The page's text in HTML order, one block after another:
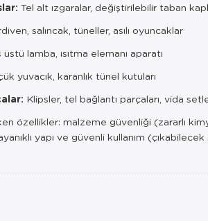
Tel alt ızgaralar, değiştirilebilir taban
salıncak, tüneller, asılı oyuncaklar
lamba, ısıtma elemanı aparatı
yuvacık, karanlık tünel kutuları
Klipsler, tel bağlantı parçaları, vida
özellikler: malzeme güvenliği (zararlı
yapı ve güvenli kullanım (çıkabilecek